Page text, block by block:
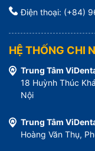
Điện thoại: (+84)
HỆ THỐNG CHI
Trung Tâm
18 Huỳnh Thúc
Nội
Trung Tâm
Hoàng Văn Thụ,